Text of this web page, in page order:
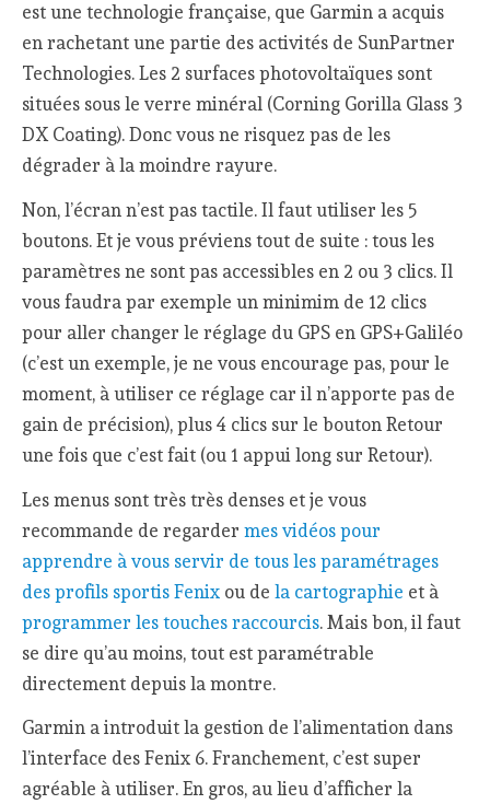
est une technologie française, que Garmin a acquis
en rachetant une partie des activités de SunPartner
Technologies. Les 2 surfaces photovoltaïques sont
situées sous le verre minéral (Corning Gorilla Glass 3
DX Coating). Donc vous ne risquez pas de les
dégrader à la moindre rayure.
Non, l’écran n’est pas tactile. Il faut utiliser les 5
boutons. Et je vous préviens tout de suite : tous les
paramètres ne sont pas accessibles en 2 ou 3 clics. Il
vous faudra par exemple un minimim de 12 clics
pour aller changer le réglage du GPS en GPS+Galiléo
(c’est un exemple, je ne vous encourage pas, pour le
moment, à utiliser ce réglage car il n’apporte pas de
gain de précision), plus 4 clics sur le bouton Retour
une fois que c’est fait (ou 1 appui long sur Retour).
Les menus sont très très denses et je vous
recommande de regardermes vidéos pour
apprendre à vous servir de tous les paramétrages
des profils sportis Fenix ou dela cartographie et à
programmer les touches raccourcis. Mais bon, il faut
se dire qu’au moins, tout est paramétrable
directement depuis la montre.
Garmin a introduit la gestion de l’alimentation dans
l’interface des Fenix 6. Franchement, c’est super
agréable à utiliser. En gros, au lieu d’afficher la